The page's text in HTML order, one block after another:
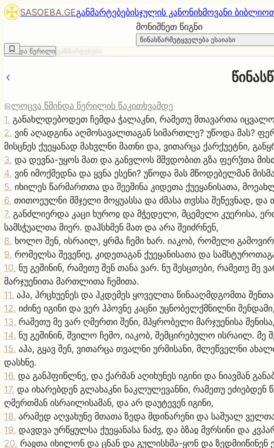
SASOEBA.GEგანმარტებებისჯულის კანონიხმოვანი
მონიშნეთ წიგნი
წინასწარმეტყველება ესაიასი
წმინდა წერილი განმარტებები
ლოცვა წმინდა წერილის წაკითხვამდე
1. განახლდებოდეთ ჩემდა ჭალაკნი, რამეთუ მთავართა
2. ვინ აღადგინა აღმოსავალთაგან სიმართლე? უწოდა მას?
მისცნეს ქუეყანად მახჳლნი მათნი და, ვითარცა ქარქუეტნი,
3. და დევნა-უყოს მათ და განვლოს მშჳდობით გზა ფერჴთა
4. ვინ იმოქმედნა და ყვნა ესენი? უწოდა მას მწოდებელმან
5. იხილეს წარმართთა და შეეშინა კიდეთა ქუეყანისათა,
6. თითოეულნი მშჯელი მოყუასსა და ძმასა თჳსსა შეწევნად, და
7. განძლიერდა კაცი ხუროჲ და მჭედელი, მცემელი კუერისა,
სამსჭუალთა მიერ. დაჰსხმენ მათ და არა შეიძრნენ,
8. ხოლო შენ, ისრაილ, ყრმა ჩემი ხარ. იაკობ, რომელი
9. რომელსა შევეწიე, კიდეთაგან ქუეყანისათა და
10. ნუ გეშინინ, რამეთუ შენ თანა ვარ. ნუ შესცთები, რამეთუ
მარჯუენითა მართლითა ჩემითა.
11. აჰა, ჰრცხუენეს და ჰკდემეს ყოველთა წინააღმდგომთა
12. იძინე იგინი და ვერ ჰპოვნე კაცნი უცნობელქმნილნი
13. რამეთუ მე ვარ ღმერთი შენი, მპყრობელი მარჯუენისა
14. ნუ გეშინინ, შვილო ჩემო, იაკობ, შემცირებულო ისრაილ. მე
15. აჰა, გყავ შენ, ვითარცა თვალნი ურმისანი, მლეწველნი
დასხნე.
16. და განჰფიწლნე, და ქარმან აღიხუნეს იგინი და ნიავმან
17. და იხარებდენ გლახაკნი ნაკლულევანნი, რამეთუ ეძიებდენ
ღმერთმან ისრაილისამან, და არ დაუტევენ იგინი,
18. არამედ აღვახუნე მთათა ზედა მდინარენი და საშუალ
19. დავდვა ურწყულსა ქუეყანასა ნაძჳ, და ბზაჲ მჳრსინი და
20. რაჲთა იხილონ და ცნან და გულისხმა-ყონ და ზედმიიწინენ